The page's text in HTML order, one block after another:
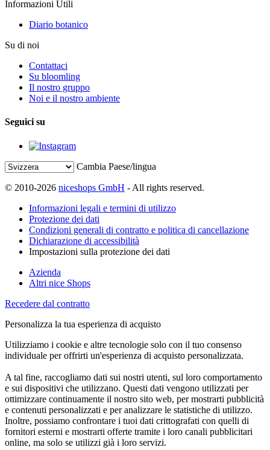
Informazioni Utili
Diario botanico
Su di noi
Contattaci
Su bloomling
Il nostro gruppo
Noi e il nostro ambiente
Seguici su
Cambia Paese/lingua
© 2010-2026 niceshops GmbH - All rights reserved.
Informazioni legali e termini di utilizzo
Protezione dei dati
Condizioni generali di contratto e politica di cancellazione
Dichiarazione di accessibilità
Impostazioni sulla protezione dei dati
Azienda
Altri nice Shops
Recedere dal contratto
Personalizza la tua esperienza di acquisto
Utilizziamo i cookie e altre tecnologie solo con il tuo consenso
individuale per offrirti un'esperienza di acquisto personalizzata.
A tal fine, raccogliamo dati sui nostri utenti, sul loro comportamento
e sui dispositivi che utilizzano. Questi dati vengono utilizzati per
ottimizzare continuamente il nostro sito web, per mostrarti pubblicità
e contenuti personalizzati e per analizzare le statistiche di utilizzo.
Inoltre, possiamo confrontare i tuoi dati crittografati con quelli di
fornitori esterni e mostrarti offerte tramite i loro canali pubblicitari
online, ma solo se utilizzi già i loro servizi.